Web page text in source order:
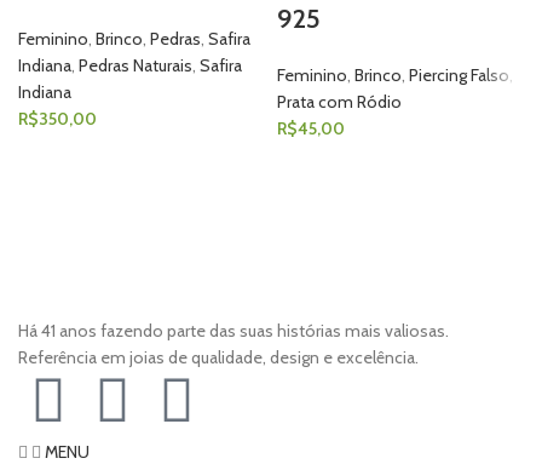
Feminino, Brinco, Pedras, Safira
Indiana, Pedras Naturais, Safira
Indiana
R$350,00
925
Feminino, Brinco, Piercing Falso,
Prata com Ródio
R$45,00
Há 41 anos fazendo parte das suas histórias mais valiosas.
Referência em joias de qualidade, design e excelência.
MENU